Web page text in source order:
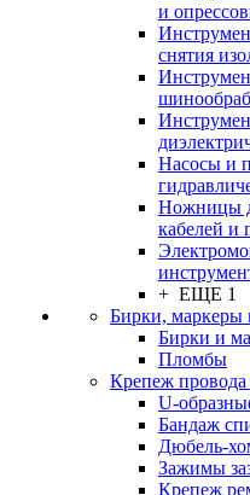
и
снятия
Насосы и
Ножницы
кабелей и
+ ЕЩЕ 1
Бирки,
Бирки и
Пломбы
Крепеж провода
U-
Бандаж
Дюбель-
Зажимы
Крепеж